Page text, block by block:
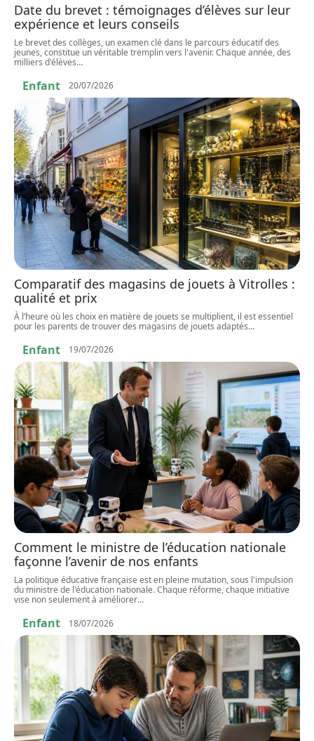
Date du brevet : témoignages d’élèves sur leur
expérience et leurs conseils
Le brevet des collèges, un examen clé dans le parcours éducatif des
jeunes, constitue un véritable tremplin vers l'avenir. Chaque année, des
milliers d'élèves…
Enfant 20/07/2026
Comparatif des magasins de jouets à Vitrolles :
qualité et prix
À l’heure où les choix en matière de jouets se multiplient, il est essentiel
pour les parents de trouver des magasins de jouets adaptés…
Enfant 19/07/2026
Comment le ministre de l’éducation nationale
façonne l’avenir de nos enfants
La politique éducative française est en pleine mutation, sous l'impulsion
du ministre de l'éducation nationale. Chaque réforme, chaque initiative
vise non seulement à améliorer…
Enfant 18/07/2026